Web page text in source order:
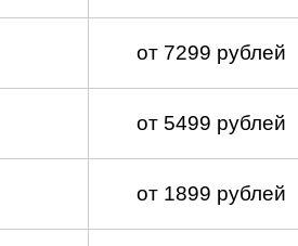
от 7299 рублей
от 5499 рублей
от 1899 рублей